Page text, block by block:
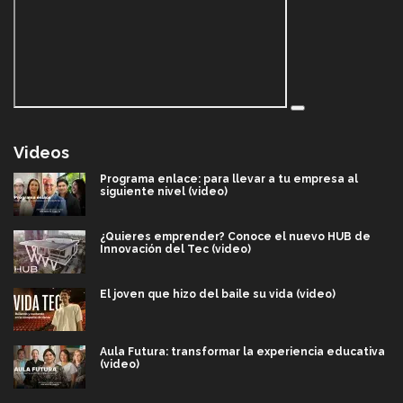
Videos
Programa enlace: para llevar a tu empresa al
siguiente nivel (video)
¿Quieres emprender? Conoce el nuevo HUB de
Innovación del Tec (video)
El joven que hizo del baile su vida (video)
Aula Futura: transformar la experiencia educativa
(video)